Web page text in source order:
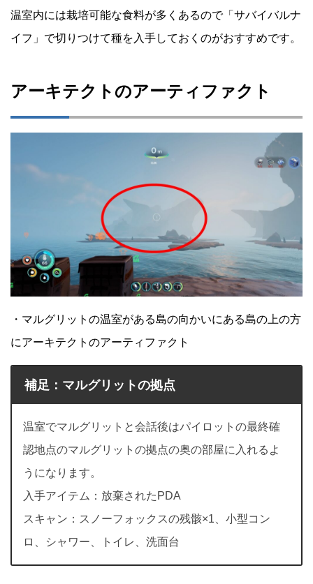
温室内には栽培可能な食料が多くあるので「サバイバルナ
イフ」で切りつけて種を入手しておくのがおすすめです。
アーキテクトのアーティファクト
・マルグリットの温室がある島の向かいにある島の上の方
にアーキテクトのアーティファクト
補足：マルグリットの拠点
温室でマルグリットと会話後はパイロットの最終確
認地点のマルグリットの拠点の奥の部屋に入れるよ
うになります。
入手アイテム：放棄されたPDA
スキャン：スノーフォックスの残骸×1、小型コン
ロ、シャワー、トイレ、洗面台